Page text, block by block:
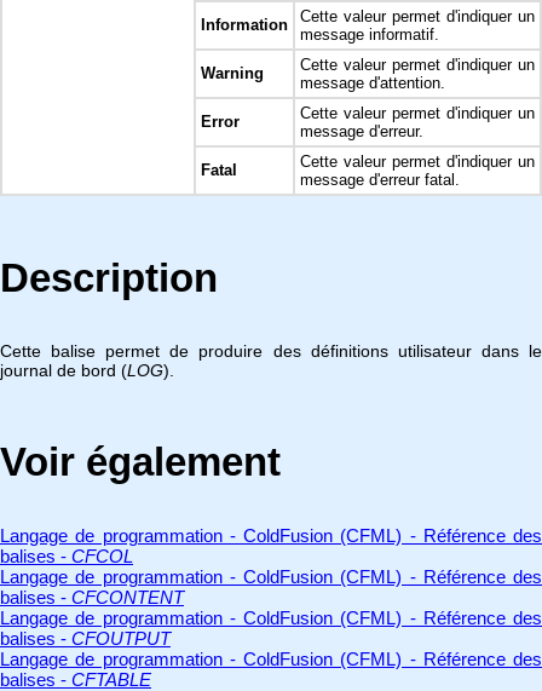
Information
Cette valeur permet d'indiquer un
message informatif.
Warning
Cette valeur permet d'indiquer un
message d'attention.
Error
Cette valeur permet d'indiquer un
message d'erreur.
Fatal
Cette valeur permet d'indiquer un
message d'erreur fatal.
Description
Cette balise permet de produire des définitions utilisateur dans le
journal de bord (LOG).
Voir également
Langage de programmation - ColdFusion (CFML) - Référence des
balises - CFCOL
Langage de programmation - ColdFusion (CFML) - Référence des
balises - CFCONTENT
Langage de programmation - ColdFusion (CFML) - Référence des
balises - CFOUTPUT
Langage de programmation - ColdFusion (CFML) - Référence des
balises - CFTABLE